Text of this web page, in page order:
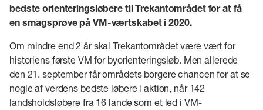
bedste orienteringsløbere til Trekantområdet for at få
en smagsprøve på VM-værtskabet i 2020.
Om mindre end 2 år skal Trekantområdet være vært for
historiens første VM for byorienteringsløb. Men allerede
den 21. september får områdets borgere chancen for at se
nogle af verdens bedste løbere i aktion, når 142
landsholdsløbere fra 16 lande som et led i VM-